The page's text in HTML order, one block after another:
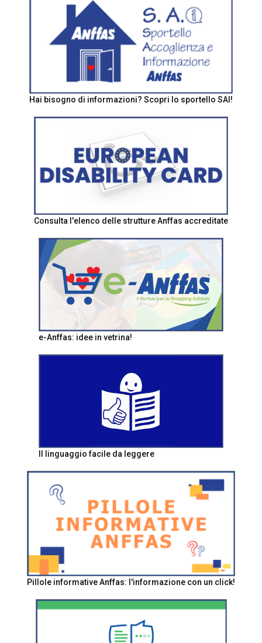
Hai bisogno di informazioni? Scopri lo sportello SAI!
Consulta l'elenco delle strutture Anffas accreditate
e-Anffas: idee in vetrina!
Il linguaggio facile da leggere
Pillole informative Anffas: l'informazione con un click!